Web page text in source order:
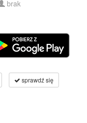
brak
sprawdź się